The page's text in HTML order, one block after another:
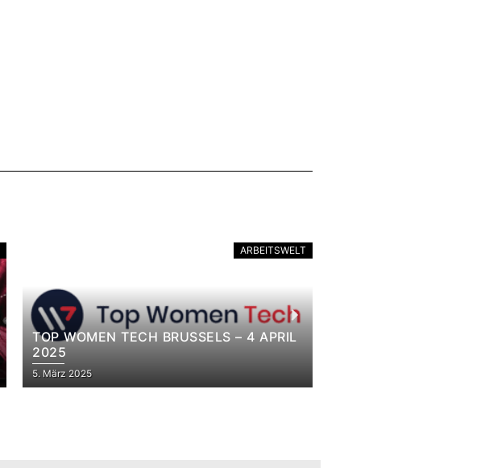
ARBEITSWELT
TOP WOMEN TECH BRUSSELS – 4 APRIL
2025
5. März 2025